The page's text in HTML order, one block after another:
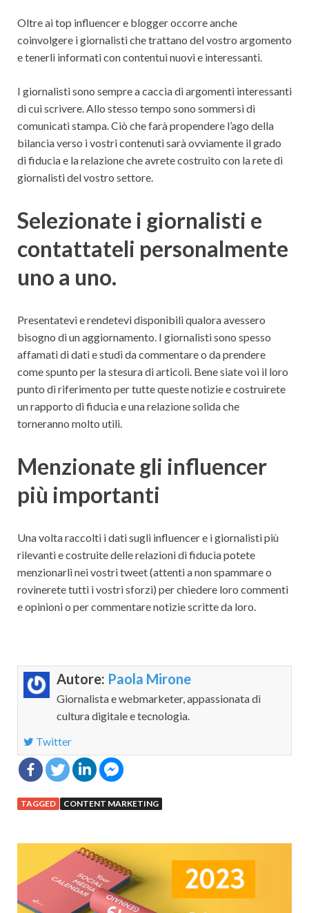
Oltre ai top influencer e blogger occorre anche
coinvolgere i giornalisti che trattano del vostro argomento
e tenerli informati con contentui nuovi e interessanti.
I giornalisti sono sempre a caccia di argomenti interessanti
di cui scrivere. Allo stesso tempo sono sommersi di
comunicati stampa. Ciò che farà propendere l’ago della
bilancia verso i vostri contenuti sarà ovviamente il grado
di fiducia e la relazione che avrete costruito con la rete di
giornalisti del vostro settore.
Selezionate i giornalisti e
contattateli personalmente
uno a uno.
Presentatevi e rendetevi disponibili qualora avessero
bisogno di un aggiornamento. I giornalisti sono spesso
affamati di dati e studi da commentare o da prendere
come spunto per la stesura di articoli. Bene siate voi il loro
punto di riferimento per tutte queste notizie e costruirete
un rapporto di fiducia e una relazione solida che
torneranno molto utili.
Menzionate gli influencer
più importanti
Una volta raccolti i dati sugli influencer e i giornalisti più
rilevanti e costruite delle relazioni di fiducia potete
menzionarli nei vostri tweet (attenti a non spammare o
rovinerete tutti i vostri sforzi) per chiedere loro commenti
e opinioni o per commentare notizie scritte da loro.
Autore: Paola Mirone
Giornalista e webmarketer, appassionata di
cultura digitale e tecnologia.
Twitter
TAGGED CONTENT MARKETING